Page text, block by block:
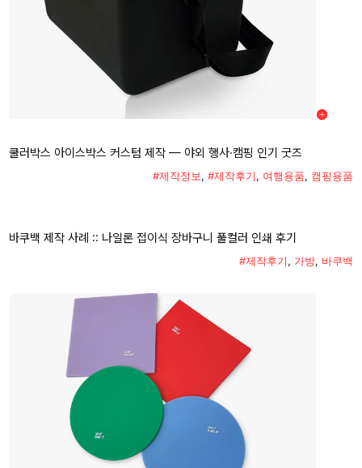
쿨러박스 아이스박스 커스텀 제작 — 야외 행사·캠핑 인기 굿즈
#제작정보, #제작후기, 여행용품, 캠핑용품
바쿠백 제작 사례 :: 나일론 접이식 장바구니 풀컬러 인쇄 후기
#제작후기, 가방, 바쿠백